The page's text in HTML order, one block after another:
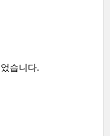
습니다.